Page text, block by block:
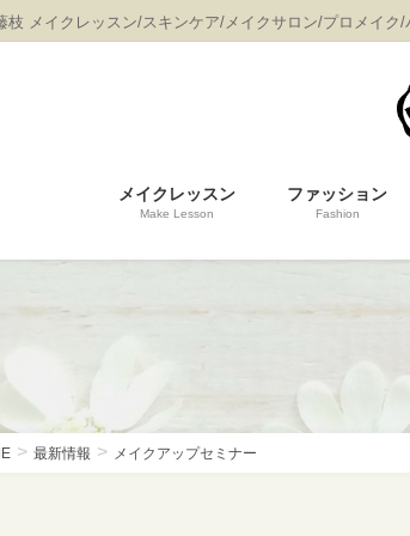
枝 メイクレッスン/スキンケア/メイクサロン/プロメイク/
メイクレッスン
Make Lesson
ファッション
Fashion
最新情報 メイクアップセミナー